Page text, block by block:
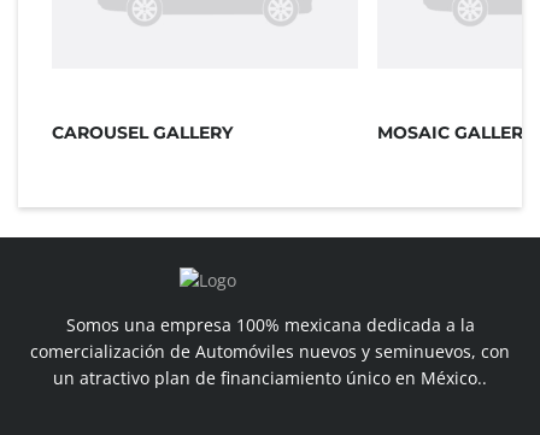
CAROUSEL GALLERY MOSAIC GALLERY
Somos una empresa 100% mexicana dedicada a la
comercialización de Automóviles nuevos y seminuevos, con
un atractivo plan de financiamiento único en México..